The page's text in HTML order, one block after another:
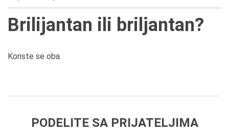
Brilijantan ili briljantan?
Koriste se oba.
PODELITE SA PRIJATELJIMA